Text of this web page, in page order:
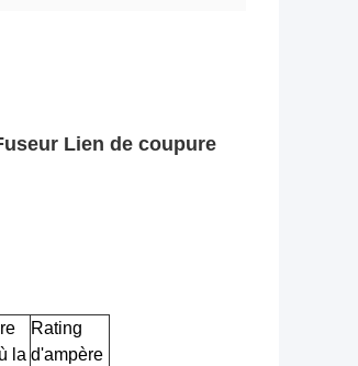
Lien de coupure
la
Rating
d'ampère